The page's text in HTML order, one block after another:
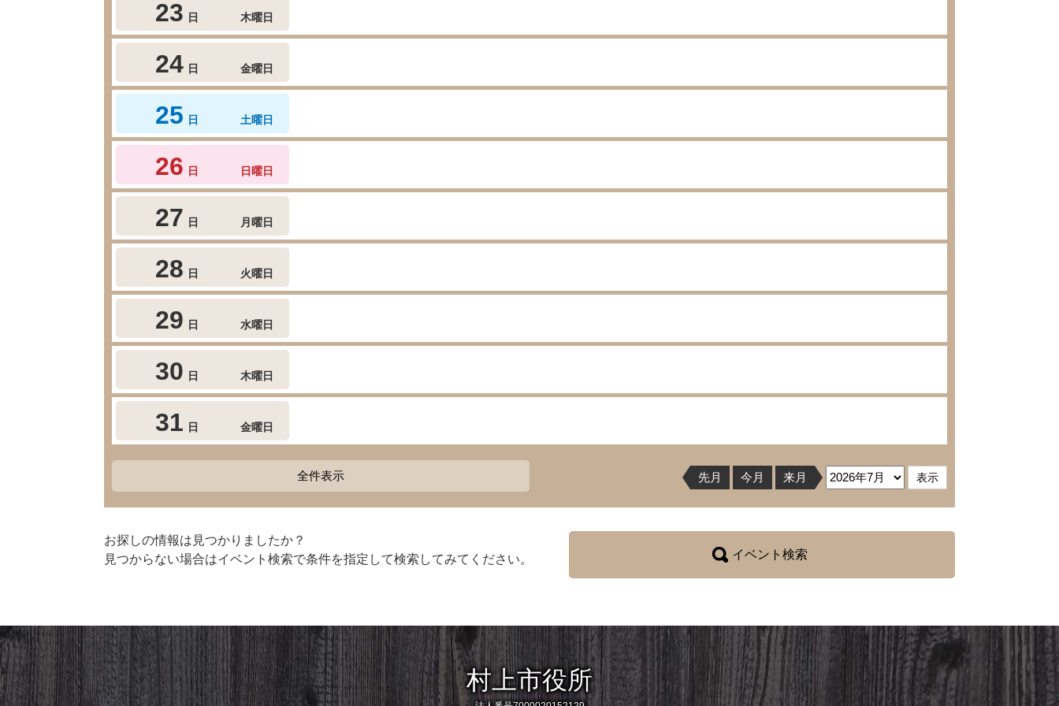
23 日 木曜日
24 日 金曜日
25 日 土曜日
26 日 日曜日
27 日 月曜日
28 日 火曜日
29 日 水曜日
30 日 木曜日
31 日 金曜日
全件表示 先月 今月 来月
お探しの情報は見つかりましたか？
見つからない場合はイベント検索で条件を指定して検索してみてください。
イベント検索
村上市役所